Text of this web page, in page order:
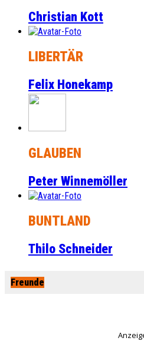
Christian Kott
LIBERTÄR
Felix Honekamp
GLAUBEN
Peter Winnemöller
BUNTLAND
Thilo Schneider
Freunde